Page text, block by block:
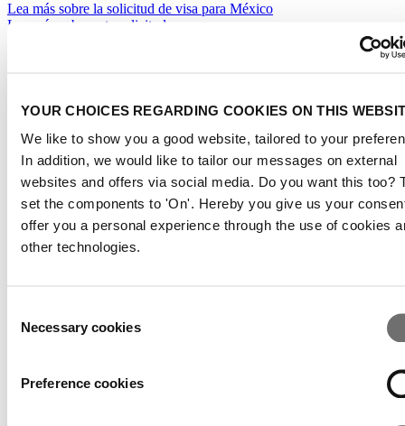
YOUR CHOICES REGARDING COOKIES ON THIS
We like to show you a good website, tailored to your
In addition, we would like to tailor our messages on external
websites and offers via social media. Do you want this too?
set the components to 'On'. Hereby you give us your
offer you a personal experience through the use of cookies
other technologies.
Selection
Necessary cookies
Preference cookies
Lea más sobre la solicitud de visa para México
Lea más sobre esta solicitud